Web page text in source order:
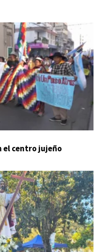
el centro jujeño